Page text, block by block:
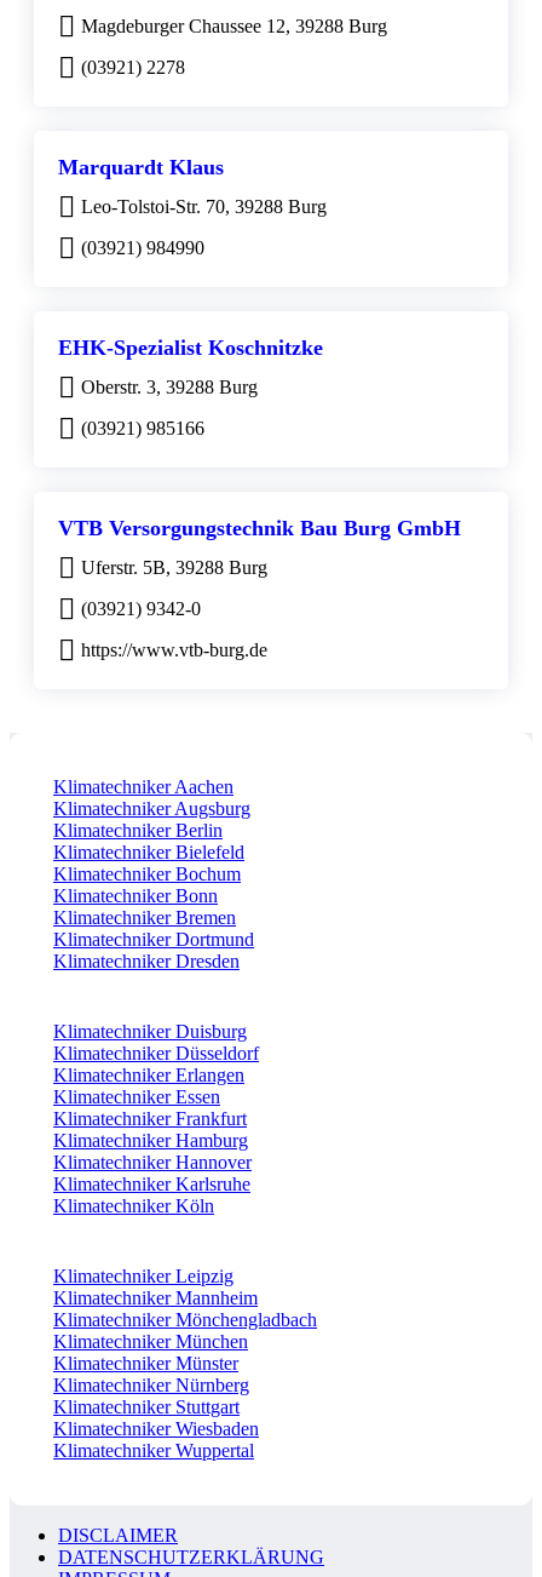
Magdeburger Chaussee 12, 39288 Burg
(03921) 2278
Marquardt Klaus
Leo-Tolstoi-Str. 70, 39288 Burg
(03921) 984990
EHK-Spezialist Koschnitzke
Oberstr. 3, 39288 Burg
(03921) 985166
VTB Versorgungstechnik Bau Burg GmbH
Uferstr. 5B, 39288 Burg
(03921) 9342-0
https://www.vtb-burg.de
Klimatechniker Aachen
Klimatechniker Augsburg
Klimatechniker Berlin
Klimatechniker Bielefeld
Klimatechniker Bochum
Klimatechniker Bonn
Klimatechniker Bremen
Klimatechniker Dortmund
Klimatechniker Dresden
Klimatechniker Duisburg
Klimatechniker Düsseldorf
Klimatechniker Erlangen
Klimatechniker Essen
Klimatechniker Frankfurt
Klimatechniker Hamburg
Klimatechniker Hannover
Klimatechniker Karlsruhe
Klimatechniker Köln
Klimatechniker Leipzig
Klimatechniker Mannheim
Klimatechniker Mönchengladbach
Klimatechniker München
Klimatechniker Münster
Klimatechniker Nürnberg
Klimatechniker Stuttgart
Klimatechniker Wiesbaden
Klimatechniker Wuppertal
DISCLAIMER
DATENSCHUTZERKLÄRUNG